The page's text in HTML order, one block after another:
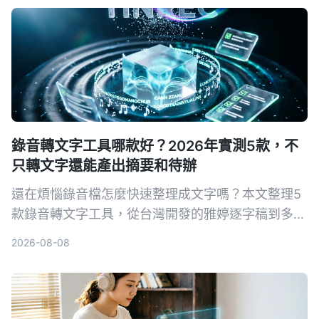
佳選擇。
錄音轉文字工具哪款好？2026年實測5款，不
只轉文字還能產出摘要和待辦
還在煩惱錄音檔怎麼快速整理成文字嗎？本文整理5
款錄音轉文字工具，從台灣開發的雅婷逐字稿到多功
2026-08-08